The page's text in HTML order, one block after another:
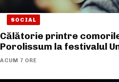
SOCIAL
Călătorie printre
Porolissum la festivalul
ACUM 7 ORE